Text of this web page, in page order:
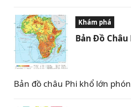
Khám phá
Bản Đồ
Bản đồ châu Phi khổ lớn